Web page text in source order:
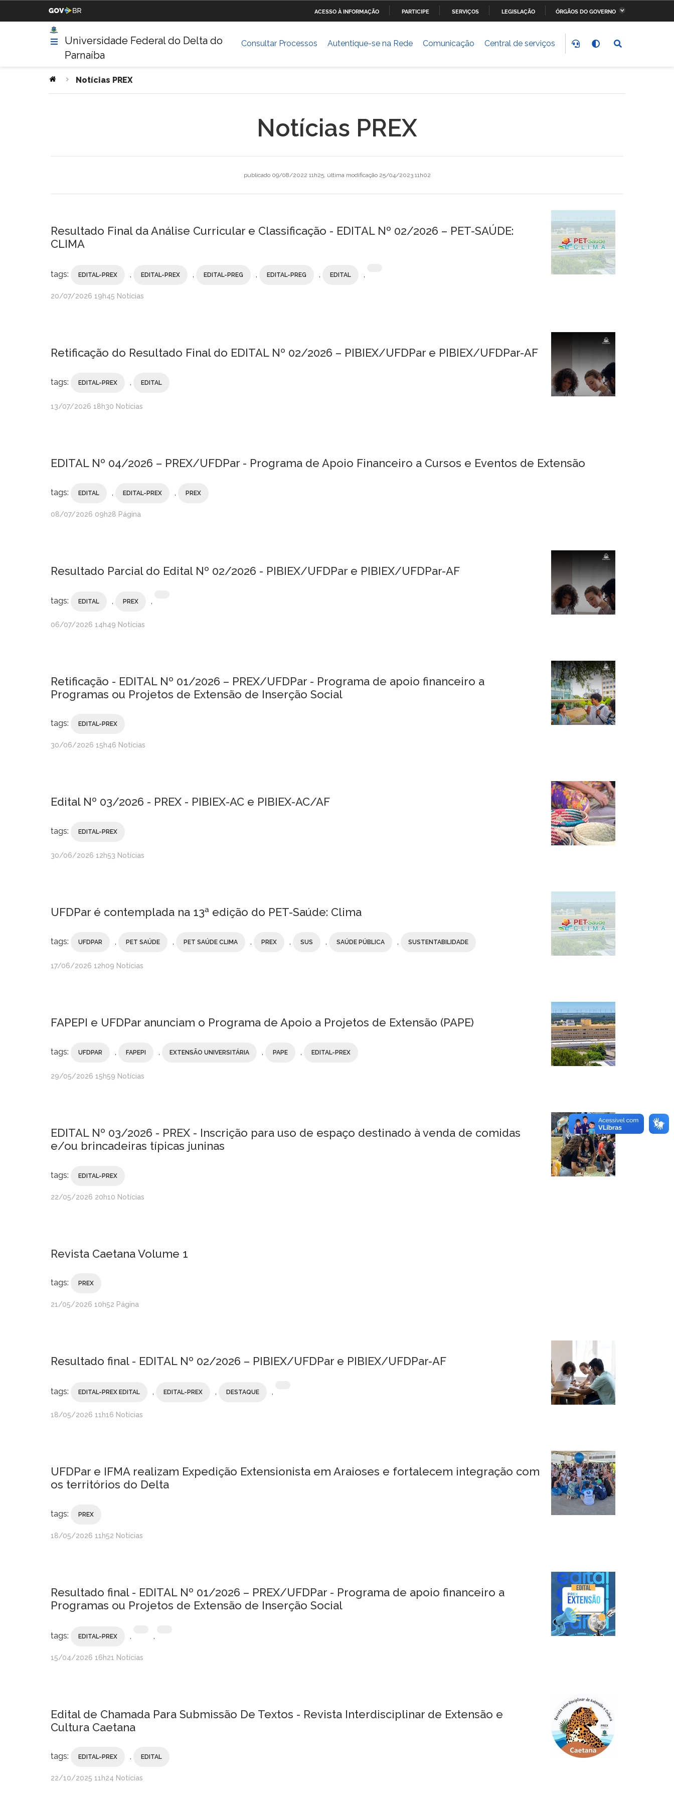
PARA
ACESSO À INFORMAÇÃO PARTICIPE SERVIÇOS LEGISLAÇÃO
ÓRGÃOS DO GOVERNO
República
Ministério da Agricultura,
Ministério da Saúde
Ministério das Cidades
Ministério da Transparência
Institucional
Consultar Processos Autentique-se na Rede Comunicação Central de serviços
Universidade Federal do Delta do
Parnaíba
Notícias PREX
Notícias PREX
publicado09/08/2022 11h25, última modificação25/04/2023 11h02
Resultado Final da Análise Curricular e Classificação - EDITAL Nº 02/2026 – PET-SAÚDE:
CLIMA
tags: EDITAL-PREX , EDITAL-PREX , EDITAL-PREG , EDITAL-PREG , EDITAL ,
publicado
20/07/2026 19h45 Notícias
Retificação do Resultado Final do EDITAL Nº 02/2026 – PIBIEX/UFDPar e PIBIEX/UFDPar-AF
tags: EDITAL-PREX EDITAL
publicado
13/07/2026 18h30 Notícias
EDITAL Nº 04/2026 – PREX/UFDPar - Programa de Apoio Financeiro a Cursos e Eventos de Extensão
tags: EDITAL EDITAL-PREX PREX
publicado
08/07/2026 09h28 Página
Resultado Parcial do Edital Nº 02/2026 - PIBIEX/UFDPar e PIBIEX/UFDPar-AF
tags: EDITAL , PREX ,
publicado
06/07/2026 14h49 Notícias
Retificação - EDITAL Nº 01/2026 – PREX/UFDPar - Programa de apoio financeiro a
Programas ou Projetos de Extensão de Inserção Social
tags: EDITAL-PREX
publicado
30/06/2026 15h46 Notícias
Edital Nº 03/2026 - PREX - PIBIEX-AC e PIBIEX-AC/AF
tags: EDITAL-PREX
publicado
30/06/2026 12h53 Notícias
UFDPar é contemplada na 13ª edição do PET-Saúde: Clima
tags: UFDPAR PET SAÚDE PET SAÚDE CLIMA PREX SUS SAÚDE PÚBLICA SUSTENTABILIDADE
publicado
17/06/2026 12h09 Notícias
FAPEPI e UFDPar anunciam o Programa de Apoio a Projetos de Extensão (PAPE)
tags: UFDPAR FAPEPI EXTENSÃO UNIVERSITÁRIA PAPE EDITAL-PREX
publicado
29/05/2026 15h59 Notícias
EDITAL Nº 03/2026 - PREX - Inscrição para uso de espaço destinado à venda de comidas
e/ou brincadeiras típicas juninas
tags: EDITAL-PREX
publicado
22/05/2026 20h10 Notícias
Revista Caetana Volume 1
tags: PREX
publicado
21/05/2026 10h52 Página
Resultado final - EDITAL Nº 02/2026 – PIBIEX/UFDPar e PIBIEX/UFDPar-AF
tags: EDITAL-PREX EDITAL , EDITAL-PREX , DESTAQUE ,
publicado
18/05/2026 11h16 Notícias
UFDPar e IFMA realizam Expedição Extensionista em Araioses e fortalecem integração com
os territórios do Delta
tags: PREX
publicado
18/05/2026 11h52 Notícias
Resultado final - EDITAL Nº 01/2026 – PREX/UFDPar - Programa de apoio financeiro a
Programas ou Projetos de Extensão de Inserção Social
tags: EDITAL-PREX
publicado
15/04/2026 16h21 Notícias
Edital de Chamada Para Submissão De Textos - Revista Interdisciplinar de Extensão e
Cultura Caetana
tags: EDITAL-PREX , EDITAL
publicado
22/10/2025 11h24 Notícias